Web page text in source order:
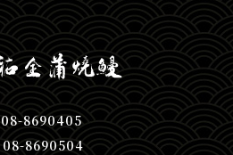
08-8690405
08-8690504